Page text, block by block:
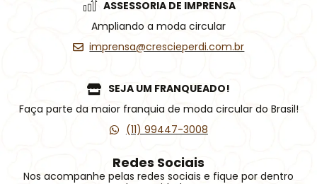
ASSESSORIA DE IMPRENSA
Ampliando a moda circular
imprensa@crescieperdi.com.br
SEJA UM FRANQUEADO!
Faça parte da maior franquia de moda circular do Brasil!
(11) 99447-3008
Redes Sociais
Nos acompanhe pelas redes sociais e fique por dentro